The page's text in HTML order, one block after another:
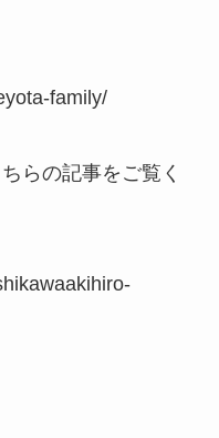
family/
らの記事をご覧く